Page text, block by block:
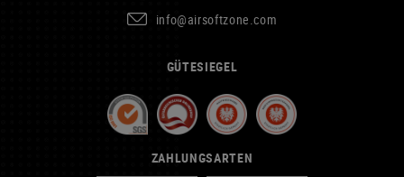
info@airsoftzone.com
GÜTESIEGEL
ZAHLUNGSARTEN